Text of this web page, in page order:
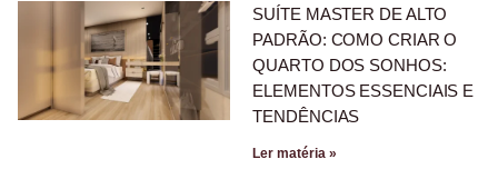
SUÍTE MASTER DE ALTO
PADRÃO: COMO CRIAR O
QUARTO DOS SONHOS:
ELEMENTOS ESSENCIAIS E
TENDÊNCIAS
Ler matéria »